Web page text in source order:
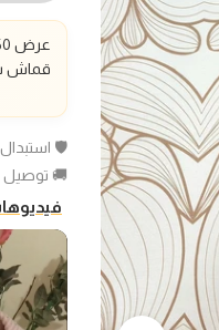
عرض 150سم
قماش
🛡️ استبدال
🚚 توصيل